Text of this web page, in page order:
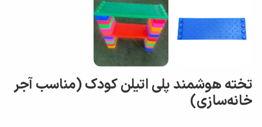
تخته هوشمند پلی اتیلن کودک (مناسب آجر
خانه‌سازی)